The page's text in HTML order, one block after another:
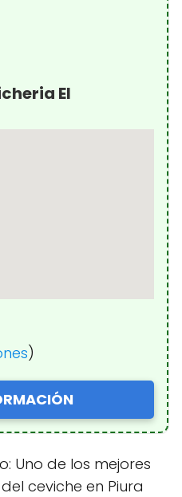
El
)
Uno de los mejores
ceviche en Piura